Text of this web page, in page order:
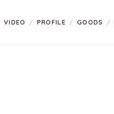
VIDEO PROFILE GOODS